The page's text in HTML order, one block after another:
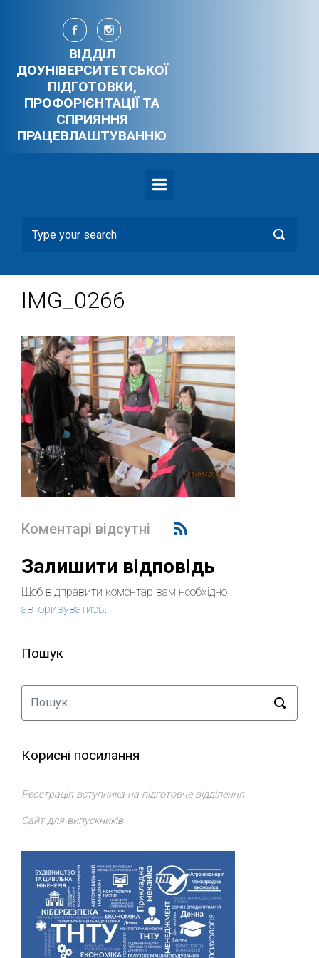
Skip to main content
ВІДДІЛ
ДОУНІВЕРСИТЕТСЬКОЇ
ПІДГОТОВКИ,
ПРОФОРІЄНТАЦІЇ ТА
СПРИЯННЯ
ПРАЦЕВЛАШТУВАННЮ
IMG_0266
Коментарі відсутні
Залишити відповідь
Щоб відправити коментар вам необхідно
авторизуватись.
Пошук
Корисні посилання
Реєстрація вступника на підготовче відділення
Сайт для випускників